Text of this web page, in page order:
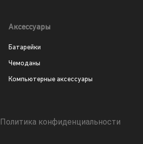
Аксессуары
Батарейки
Чемоданы
Компьютерные аксессуары
Политика конфиденциальности